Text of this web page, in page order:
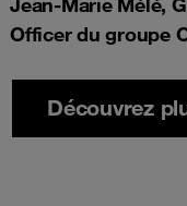
Officer du groupe
Découvrez